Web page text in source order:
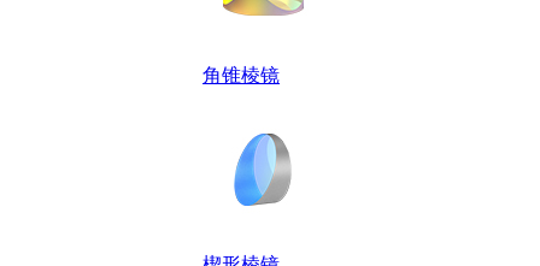
角锥棱镜